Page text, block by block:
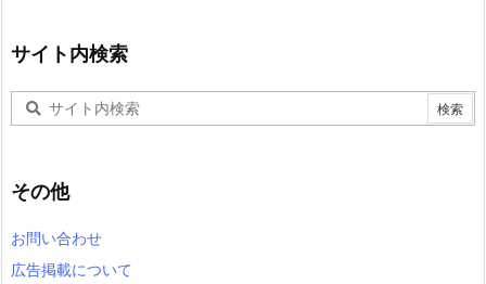
サイト内検索
その他
お問い合わせ
広告掲載について